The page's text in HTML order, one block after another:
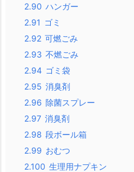
2.90 ハンガー
2.91 ゴミ
2.92 可燃ごみ
2.93 不燃ごみ
2.94 ゴミ袋
2.95 消臭剤
2.96 除菌スプレー
2.97 消臭剤
2.98 段ボール箱
2.99 おむつ
2.100 生理用ナプキン